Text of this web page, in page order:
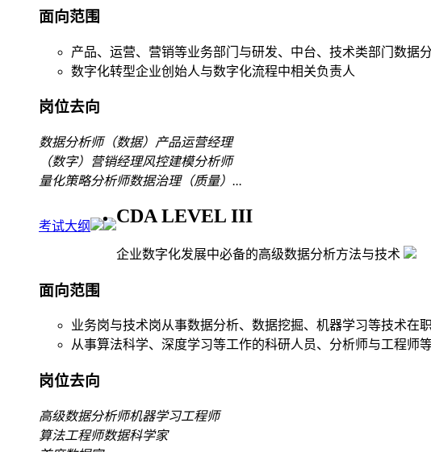
面向范围
产品、运营、营销等业务部门与研发、中台、技术类部门数据
数字化转型企业创始人与数字化流程中相关负责人
岗位去向
数据分析师（数据）产品运营经理
（数字）营销经理风控建模分析师
量化策略分析师数据治理（质量） ...
考试大纲 CDA LEVEL III
企业数字化发展中必备的高级数据分析方法与技术
面向范围
业务岗与技术岗从事数据分析、数据挖掘、机器学习等技术在
从事算法科学、深度学习等工作的科研人员、分析师与工程师
岗位去向
高级数据分析师机器学习工程师
算法工程师数据科学家